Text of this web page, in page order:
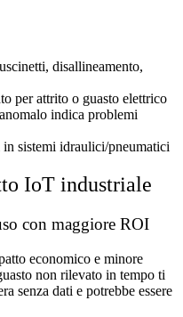
disallineamento,
per attrito o guasto elettrico
indica problemi
sistemi idraulici/pneumatici
IoT industriale
con maggiore ROI
economico e minore
non rilevato in tempo ti
senza dati e potrebbe essere